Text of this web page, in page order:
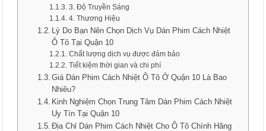
3. Độ Truyền Sáng
4. Thương Hiệu
Lý Do Bạn Nên Chọn Dịch Vụ Dán Phim Cách Nhiệt
Ô Tô Tại Quận 10
Chất lượng dịch vụ được đảm bảo
Tiết kiệm thời gian và chi phí
Giá Dán Phim Cách Nhiệt Ô Tô Ở Quận 10 Là Bao
Nhiêu?
Kinh Nghiệm Chọn Trung Tâm Dán Phim Cách Nhiệt
Uy Tín Tại Quận 10
Địa Chỉ Dán Phim Cách Nhiệt Cho Ô Tô Chính Hãng